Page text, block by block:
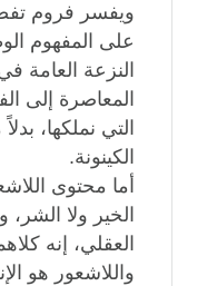
ويفسر فروم
على المفهوم
النزعة العامة
المعاصرة إلى
التي نملكها،
الكينونة.
أما محتوى
الخير ولا
العقلي، إنه
واللاشعور هو